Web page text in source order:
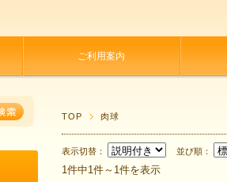
ご利用案内
TOP 肉球
表示切替： 並び順：
1件中1件～1件を表示